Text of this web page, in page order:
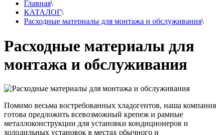
Главная\
КАТАЛОГ\
Расходные материалы для монтажа и обслуживания\
Расходные материалы для
монтажа и обслуживания
Помимо весьма востребованных хладогентов, наша компания
готова предложить всевозможный крепеж и рамные
металлоконструкции для установки кондиционеров и
холодильных установок в местах обычного и